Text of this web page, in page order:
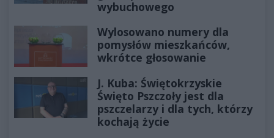
wybuchowego
Wylosowano numery dla
pomysłów mieszkańców,
wkrótce głosowanie
J. Kuba: Świętokrzyskie
Święto Pszczoły jest dla
pszczelarzy i dla tych, którzy
kochają życie